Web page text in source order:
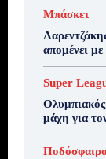
Μπάσκετ
απομένει
Super
μάχη για
Ποδόσφαιρο